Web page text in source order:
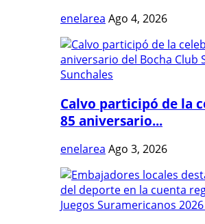
enelarea Ago 4, 2026
Calvo participó de la
85 aniversario...
enelarea Ago 3, 2026